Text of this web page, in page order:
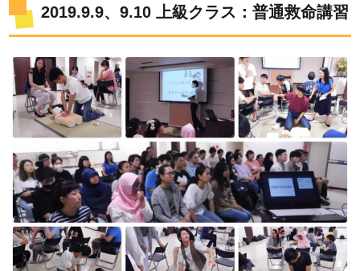
2019.9.9、9.10 上級クラス：普通救命講習